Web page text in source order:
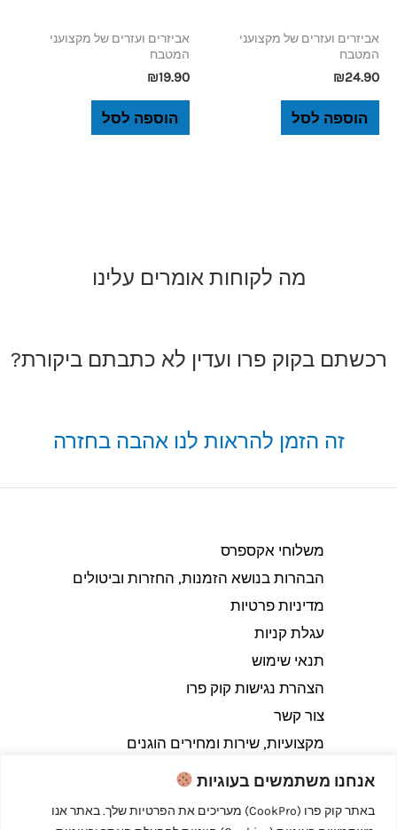
אנחנו משתמשים בעוגיות
באתר קוק פרו (CookPro) מעריכים את הפרטיות שלך. באתר אנו
אביזרים ועזרים של מקצועני
המטבח
₪24.90
הוספה לסל
אביזרים ועזרים של מקצועני
המטבח
₪19.90
הוספה לסל
מה לקוחות אומרים עלינו
רכשתם בקוק פרו ועדין לא כתבתם ביקורת?
זה הזמן להראות לנו אהבה בחזרה
משלוחי אקספרס
הבהרות בנושא הזמנות, החזרות וביטולים​
מדיניות פרטיות
עגלת קניות
תנאי שימוש
הצהרת נגישות קוק פרו
צור קשר
מקצועיות, שירות ומחירים הוגנים